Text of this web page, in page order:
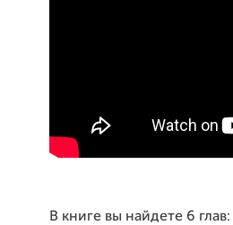
В книге вы найдете 6